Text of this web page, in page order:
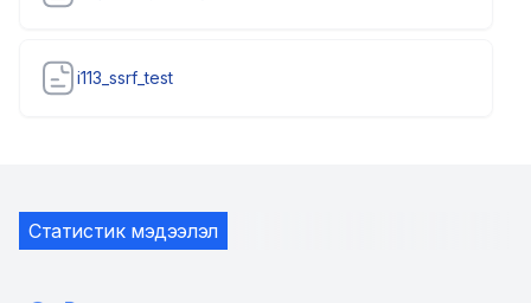
i113_ssrf_test
Статистик мэдээлэл